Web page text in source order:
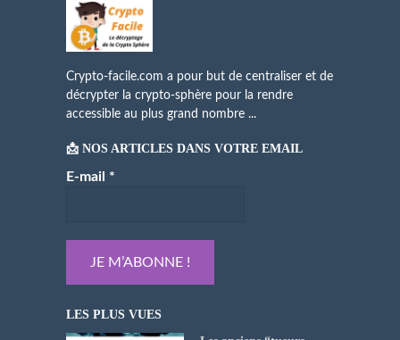
Crypto-facile.com a pour but de centraliser et de
décrypter la crypto-sphère pour la rendre
accessible au plus grand nombre ...
📩 NOS ARTICLES DANS VOTRE EMAIL
E-mail *
LES PLUS VUES